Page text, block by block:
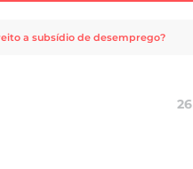
a subsídio de desemprego?